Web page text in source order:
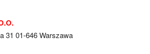
31 01-646 Warszawa